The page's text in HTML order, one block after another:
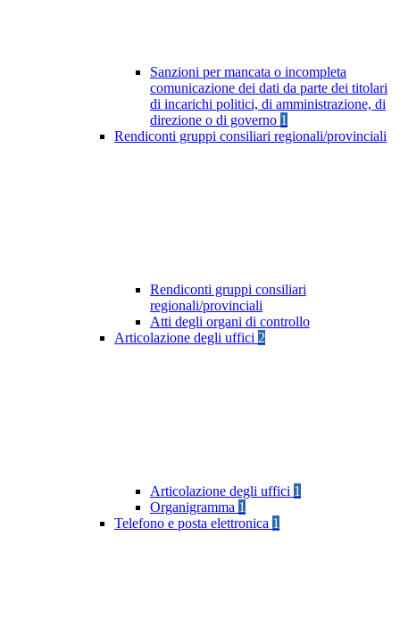
Sanzioni per mancata o incompleta
comunicazione dei dati da parte dei titolari
di incarichi politici, di amministrazione, di
direzione o di governo 1
Rendiconti gruppi consiliari regionali/provinciali
Rendiconti gruppi consiliari
regionali/provinciali
Atti degli organi di controllo
Articolazione degli uffici 2
Articolazione degli uffici 1
Organigramma 1
Telefono e posta elettronica 1